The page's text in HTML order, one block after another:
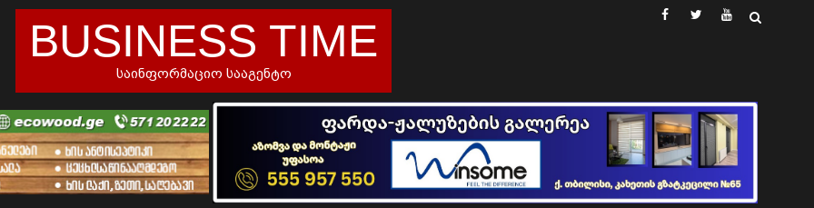
BUSINESS TIME
საინფორმაციო სააგენტო
facebooktwitteryoutube